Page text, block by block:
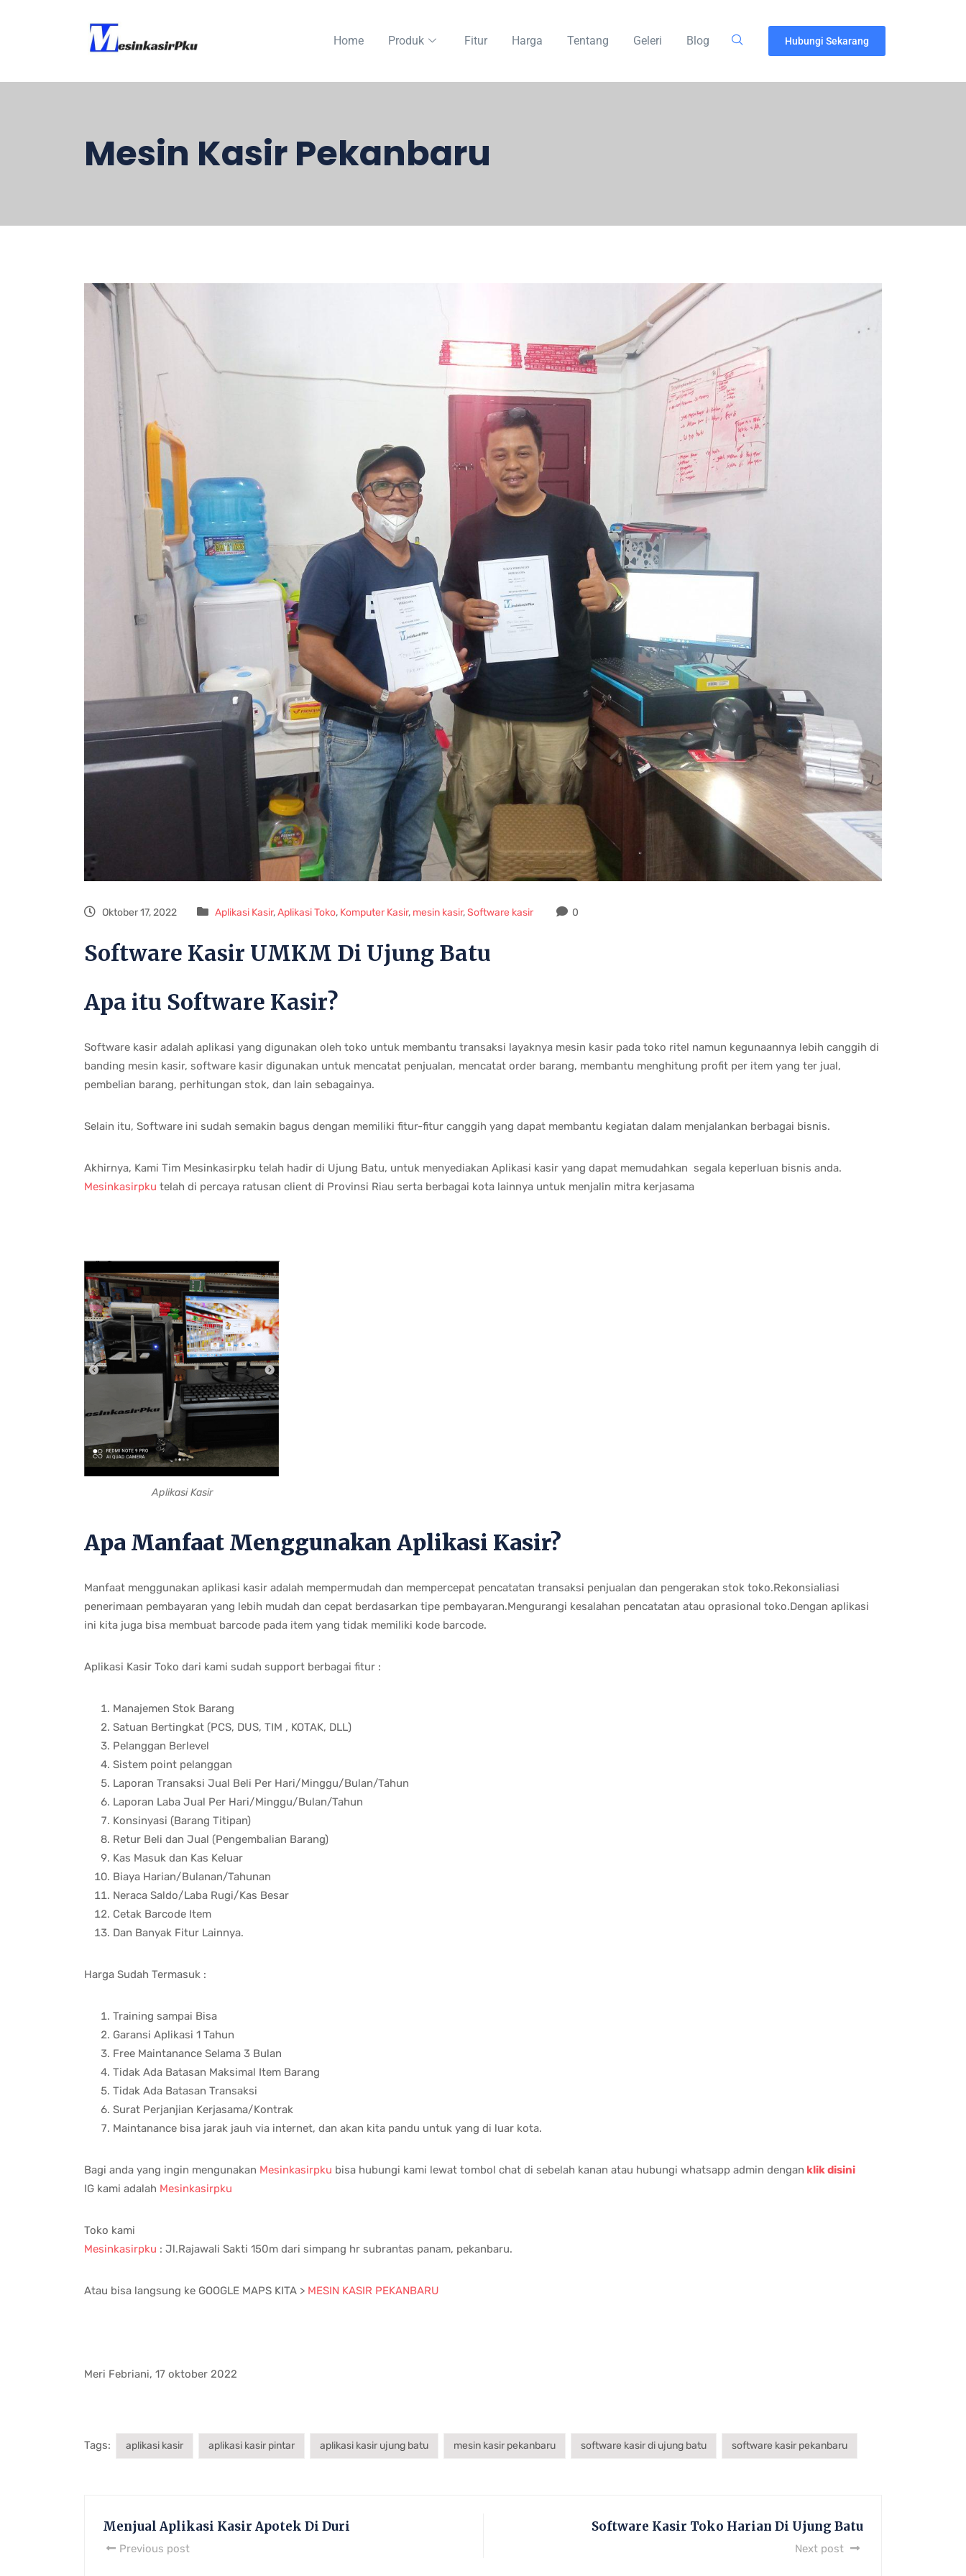
Home Produk Fitur Harga Tentang Geleri Blog Hubungi Sekarang
Mesin Kasir Pekanbaru
Oktober 17, 2022 Aplikasi Kasir,Aplikasi Toko, Komputer Kasir, mesin kasir,Software kasir 0
Software Kasir UMKM Di Ujung Batu
Apa itu Software Kasir?
Software kasir adalah aplikasi yang digunakan oleh toko untuk membantu transaksi layaknya mesin kasir pada toko ritel namun kegunaannya lebih canggih di
banding mesin kasir, software kasir digunakan untuk mencatat penjualan, mencatat order barang, membantu menghitung profit per item yang ter jual,
pembelian barang, perhitungan stok, dan lain sebagainya.
Selain itu, Software ini sudah semakin bagus dengan memiliki fitur-fitur canggih yang dapat membantu kegiatan dalam menjalankan berbagai bisnis.
Akhirnya, Kami Tim Mesinkasirpku telah hadir di Ujung Batu, untuk menyediakan Aplikasi kasir yang dapat memudahkan segala keperluan bisnis anda.
Mesinkasirpku telah di percaya ratusan client di Provinsi Riau serta berbagai kota lainnya untuk menjalin mitra kerjasama
Aplikasi Kasir
Apa Manfaat Menggunakan Aplikasi Kasir?
Manfaat menggunakan aplikasi kasir adalah mempermudah dan mempercepat pencatatan transaksi penjualan dan pengerakan stok toko.Rekonsialiasi
penerimaan pembayaran yang lebih mudah dan cepat berdasarkan tipe pembayaran.Mengurangi kesalahan pencatatan atau oprasional toko.Dengan aplikasi
ini kita juga bisa membuat barcode pada item yang tidak memiliki kode barcode.
Aplikasi Kasir Toko dari kami sudah support berbagai fitur :
Manajemen Stok Barang
Satuan Bertingkat (PCS, DUS, TIM , KOTAK, DLL)
Pelanggan Berlevel
Sistem point pelanggan
Laporan Transaksi Jual Beli Per Hari/Minggu/Bulan/Tahun
Laporan Laba Jual Per Hari/Minggu/Bulan/Tahun
Konsinyasi (Barang Titipan)
Retur Beli dan Jual (Pengembalian Barang)
Kas Masuk dan Kas Keluar
Biaya Harian/Bulanan/Tahunan
Neraca Saldo/Laba Rugi/Kas Besar
Cetak Barcode Item
Dan Banyak Fitur Lainnya.
Harga Sudah Termasuk :
Training sampai Bisa
Garansi Aplikasi 1 Tahun
Free Maintanance Selama 3 Bulan
Tidak Ada Batasan Maksimal Item Barang
Tidak Ada Batasan Transaksi
Surat Perjanjian Kerjasama/Kontrak
Maintanance bisa jarak jauh via internet, dan akan kita pandu untuk yang di luar kota.
Bagi anda yang ingin mengunakan Mesinkasirpku bisa hubungi kami lewat tombol chat di sebelah kanan atau hubungi whatsapp admin dengan klik disini
IG kami adalah Mesinkasirpku
Toko kami
Mesinkasirpku : Jl.Rajawali Sakti 150m dari simpang hr subrantas panam, pekanbaru.
Atau bisa langsung ke GOOGLE MAPS KITA > MESIN KASIR PEKANBARU
Meri Febriani, 17 oktober 2022
Tags: aplikasi kasir aplikasi kasir pintar aplikasi kasir ujung batu mesin kasir pekanbaru software kasir di ujung batu software kasir pekanbaru
Menjual Aplikasi Kasir Apotek Di Duri
Previous post
Software Kasir Toko Harian Di Ujung Batu
Next post